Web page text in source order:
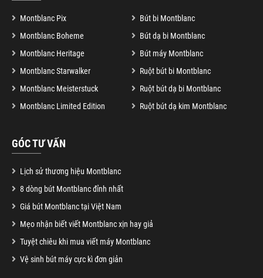
Montblanc Pix
Bút bi Montblanc
Montblanc Boheme
Bút dạ bi Montblanc
Montblanc Heritage
Bút máy Montblanc
Montblanc Starwalker
Ruột bút bi Montblanc
Montblanc Meisterstuck
Ruột bút dạ bi Montblanc
Montblanc Limited Edition
Ruột bút dạ kim Montblanc
GÓC TƯ VẤN
Lịch sử thương hiệu Montblanc
8 dòng bút Montblanc đỉnh nhất
Giá bút Montblanc tại Việt Nam
Mẹo nhận biết viết Montblanc xịn hay giả
Tuyệt chiêu khi mua viết máy Montblanc
Vệ sinh bút máy cực kì đơn giản